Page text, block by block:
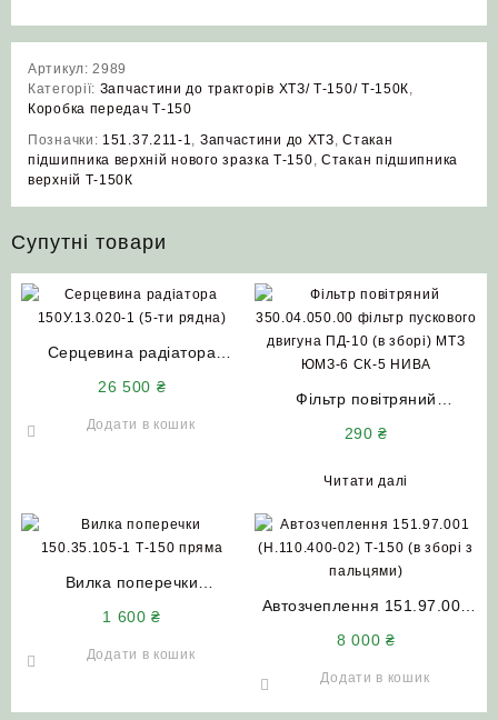
Артикул:2989
Категорії: Запчастини до тракторів ХТЗ/ Т-150/ Т-150К,
Коробка передач Т-150
Позначки: 151.37.211-1, Запчастини до ХТЗ,Стакан
підшипника верхній нового зразка Т‑150,Стакан підшипника
верхній Т‑150К
Супутні товари
Серцевина радіатора
26 500 ₴
Додати в кошик
Фільтр повітряний
НИВА
290₴
Читати далі
Вилка поперечки
1 600₴
Додати в кошик
Автозчеплення 151.97.001
8 000₴
Додати в кошик